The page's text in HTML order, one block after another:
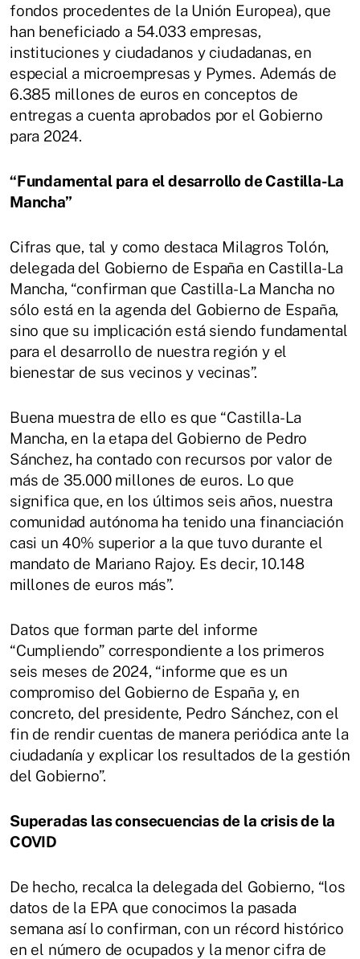
fondos procedentes de la Unión Europea), que
han beneficiado a 54.033 empresas,
instituciones y ciudadanos y ciudadanas, en
especial a microempresas y Pymes. Además de
6.385 millones de euros en conceptos de
entregas a cuenta aprobados por el Gobierno
para 2024.
“Fundamental para el desarrollo de Castilla-La
Mancha”
Cifras que, tal y como destaca Milagros Tolón,
delegada del Gobierno de España en Castilla-La
Mancha, “confirman que Castilla-La Mancha no
sólo está en la agenda del Gobierno de España,
sino que su implicación está siendo fundamental
para el desarrollo de nuestra región y el
bienestar de sus vecinos y vecinas”.
Buena muestra de ello es que “Castilla-La
Mancha, en la etapa del Gobierno de Pedro
Sánchez, ha contado con recursos por valor de
más de 35.000 millones de euros. Lo que
significa que, en los últimos seis años, nuestra
comunidad autónoma ha tenido una financiación
casi un 40% superior a la que tuvo durante el
mandato de Mariano Rajoy. Es decir, 10.148
millones de euros más”.
Datos que forman parte del informe
“Cumpliendo” correspondiente a los primeros
seis meses de 2024, “informe que es un
compromiso del Gobierno de España y, en
concreto, del presidente, Pedro Sánchez, con el
fin de rendir cuentas de manera periódica ante la
ciudadanía y explicar los resultados de la gestión
del Gobierno”.
Superadas las consecuencias de la crisis de la
COVID
De hecho, recalca la delegada del Gobierno, “los
datos de la EPA que conocimos la pasada
semana así lo confirman, con un récord histórico
en el número de ocupados y la menor cifra de